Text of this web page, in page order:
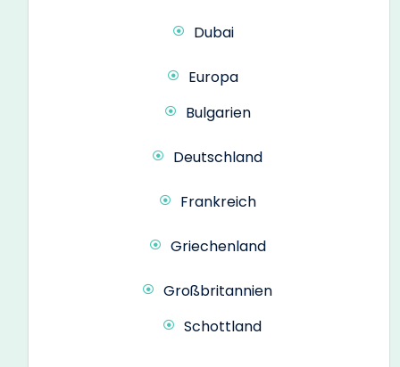
Dubai
Europa
Bulgarien
Deutschland
Frankreich
Griechenland
Großbritannien
Schottland